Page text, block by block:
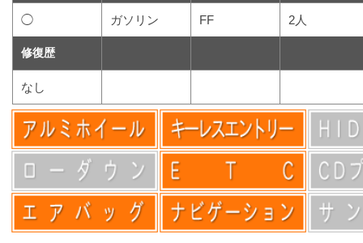
◯ ガソリン FF 2人
修復歴
なし